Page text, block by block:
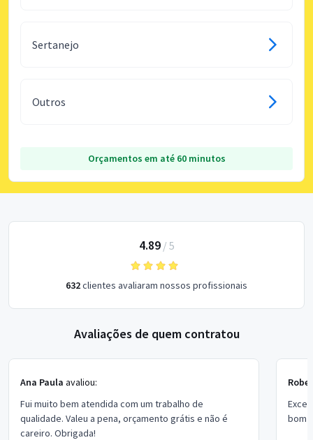
Sertanejo
Outros
Orçamentos em até 60 minutos
4.89/ 5
632clientes avaliaram nossos profissionais
Avaliações de quem contratou
Ana Paula avaliou:
Fui muito bem atendida com um trabalho de
qualidade. Valeu a pena, orçamento grátis e não é
careiro. Obrigada!
bom